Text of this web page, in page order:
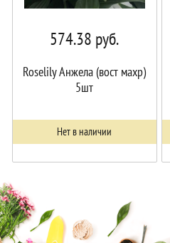
574.38 руб.
Roselily Анжела (вост махр)
5шт
Нет в наличии